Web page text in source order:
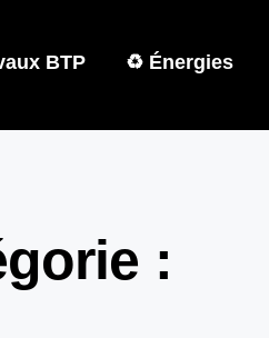
BTP ♻️ Énergies
: